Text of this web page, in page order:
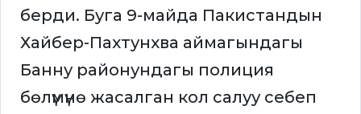
берди. Буга 9-майда Пакистандын
Хайбер-Пахтунхва аймагындагы
Банну районундагы полиция
бөлүмүнө жасалган кол салуу себеп